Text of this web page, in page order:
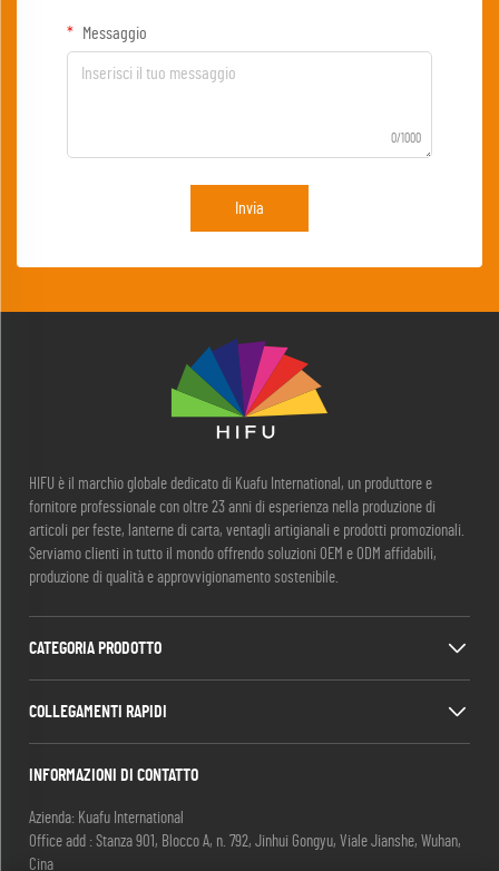
Messaggio
0/1000
Invia
HIFU è il marchio globale dedicato di Kuafu International, un produttore e
fornitore professionale con oltre 23 anni di esperienza nella produzione di
articoli per feste, lanterne di carta, ventagli artigianali e prodotti promozionali.
Serviamo clienti in tutto il mondo offrendo soluzioni OEM e ODM affidabili,
produzione di qualità e approvvigionamento sostenibile.
CATEGORIA PRODOTTO
COLLEGAMENTI RAPIDI
INFORMAZIONI DI CONTATTO
Azienda: Kuafu International
Office add : Stanza 901, Blocco A, n. 792, Jinhui Gongyu, Viale Jianshe, Wuhan,
Cina